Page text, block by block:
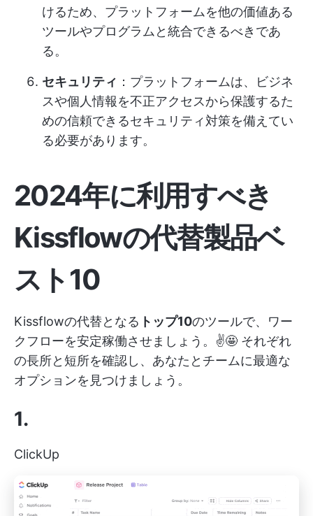
けるため、プラットフォームを他の価値ある
ツールやプログラムと統合できるべきであ
る。
セキュリティ ：プラットフォームは、ビジネ
スや個人情報を不正アクセスから保護するた
めの信頼できるセキュリティ対策を備えてい
る必要があります。
2024年に利用すべき
Kissflowの代替製品ベ
スト10
Kissflowの代替となる トップ10のツールで、ワー
クフローを安定稼働させましょう。✌️🤩 それぞれ
の長所と短所を確認し、あなたとチームに最適な
オプションを見つけましょう。
1.
ClickUp